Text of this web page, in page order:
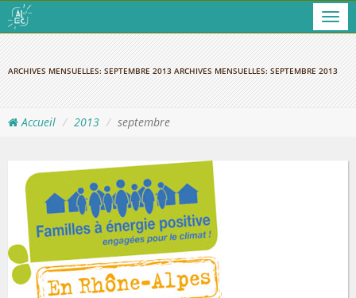
ARCHIVES MENSUELLES: SEPTEMBRE 2013 ARCHIVES MENSUELLES: SEPTEMBRE 2013
Accueil 2013 septembre